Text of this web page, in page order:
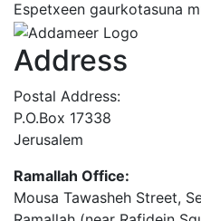
Espetxeen gaurkotasuna
Address
Postal Address:
P.O.Box 17338
Jerusalem
Ramallah Office:
Mousa Tawasheh Street,